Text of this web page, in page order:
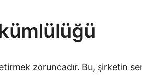
zorundadır. Bu, şirketin